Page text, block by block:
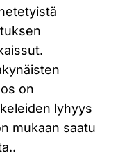
on
lyhyys
mukaan saatu